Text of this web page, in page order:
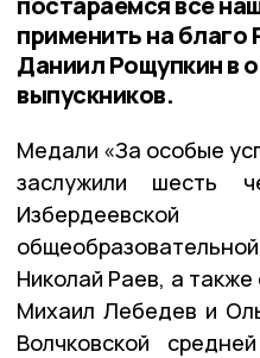
применить на
Даниил Рощупкин в
выпускников.
Медали «За особые
заслужили шесть
Николай Раев, а
Михаил Лебедев и
Волчковской